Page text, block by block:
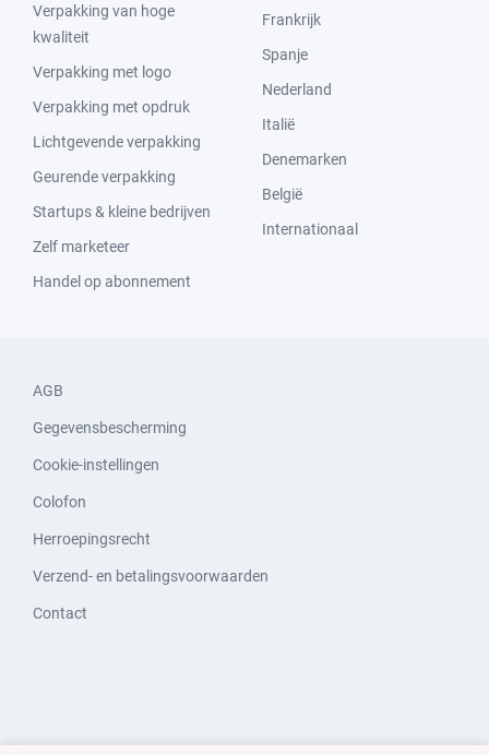
Verpakking van hoge
kwaliteit
Verpakking met logo
Verpakking met opdruk
Lichtgevende verpakking
Geurende verpakking
Startups & kleine bedrijven
Zelf marketeer
Handel op abonnement
Frankrijk
Spanje
Nederland
Italië
Denemarken
België
Internationaal
AGB
Gegevensbescherming
Cookie-instellingen
Colofon
Herroepingsrecht
Verzend- en betalingsvoorwaarden
Contact